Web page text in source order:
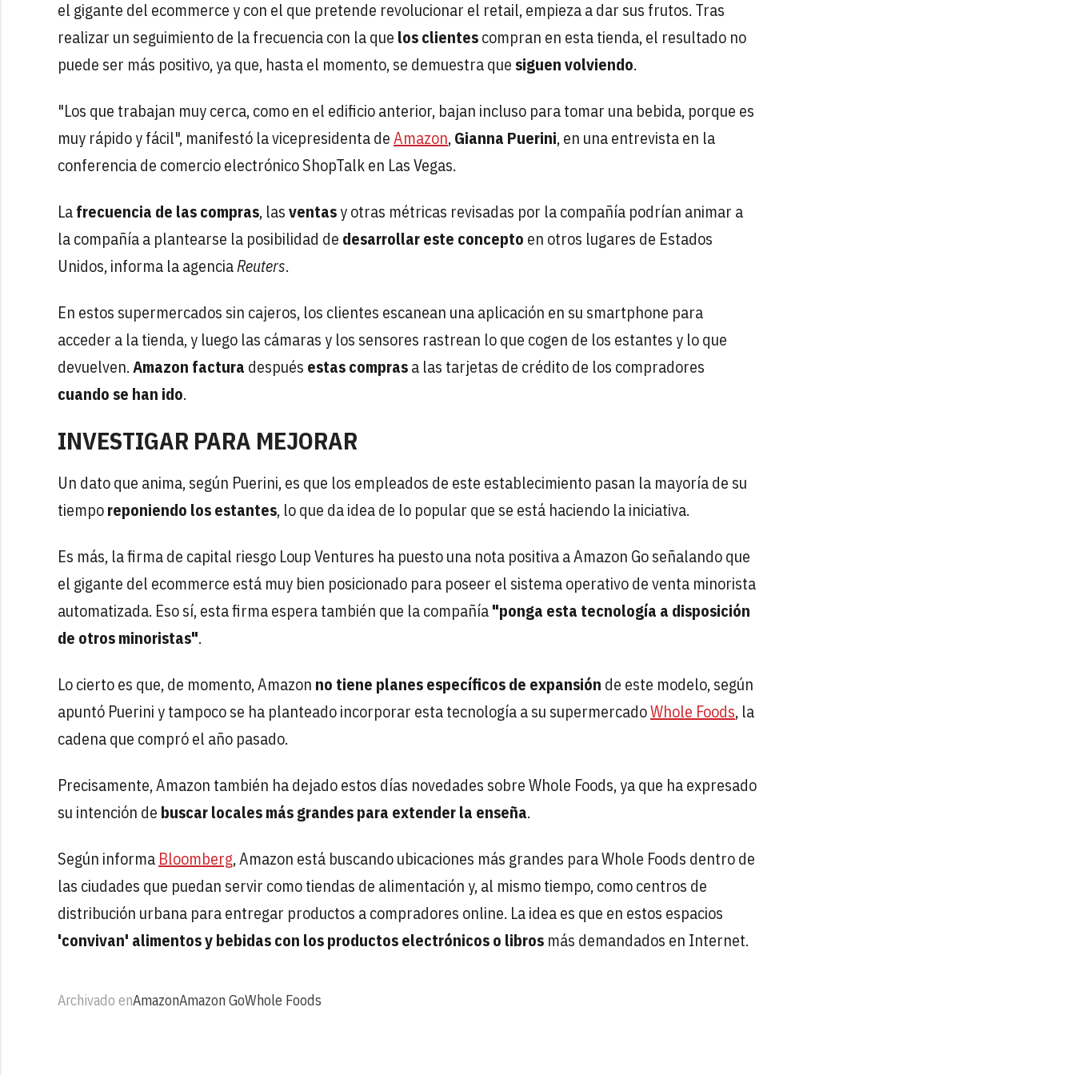
el gigante del ecommerce y con el que pretende revolucionar el retail, empieza a dar sus frutos. Tras
realizar un seguimiento de la frecuencia con la que los clientescompran en esta tienda, el resultado no
puede ser más positivo, ya que, hasta el momento, se demuestra que siguen volviendo.
"Los que trabajan muy cerca, como en el edificio anterior, bajan incluso para tomar una bebida, porque es
muy rápido y fácil", manifestó la vicepresidenta deAmazon,Gianna Puerini, en una entrevista en la
conferencia de comercio electrónico ShopTalk en Las Vegas.
Lafrecuencia de las compras, lasventasy otras métricas revisadas por la compañía podrían animar a
la compañía a plantearse la posibilidad de desarrollar este concepto en otros lugares de Estados
Unidos, informa la agenciaReuters.
En estos supermercados sin cajeros, los clientes escanean una aplicación en su smartphone para
acceder a la tienda, y luego las cámaras y los sensores rastrean lo que cogen de los estantes y lo que
devuelven.Amazon factura después estas comprasa las tarjetas de crédito de los compradores
cuando se han ido.
INVESTIGAR PARA MEJORAR
Un dato que anima, según Puerini, es que los empleados de este establecimiento pasan la mayoría de su
tiemporeponiendo los estantes, lo que da idea de lo popular que se está haciendo la iniciativa.
Es más, la firma de capital riesgo Loup Ventures ha puesto una nota positiva a Amazon Go señalando que
el gigante del ecommerce está muy bien posicionado para poseer el sistema operativo de venta minorista
automatizada. Eso sí, esta firma espera también que la compañía"ponga esta tecnología a disposición
de otros minoristas".
Lo cierto es que, de momento, Amazon no tiene planes específicos de expansión de este modelo, según
apuntó Puerini y tampoco se ha planteado incorporar esta tecnología a su supermercadoWhole Foods, la
cadena que compró el año pasado.
Precisamente, Amazon también ha dejado estos días novedades sobre Whole Foods, ya que ha expresado
su intención de buscar locales más grandes para extender la enseña.
Según informa Bloomberg, Amazon está buscando ubicaciones más grandes para Whole Foods dentro de
las ciudades que puedan servir como tiendas de alimentación y, al mismo tiempo, como centros de
distribución urbana para entregar productos a compradores online. La idea es que en estos espacios
'convivan' alimentos y bebidas con los productos electrónicos o libros más demandados en Internet.
Archivado enAmazonAmazon GoWhole Foods